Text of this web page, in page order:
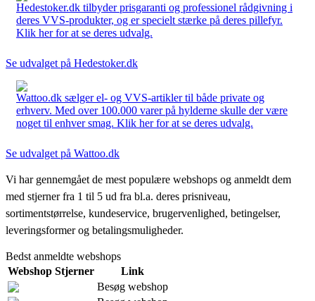
Hedestoker.dk tilbyder prisgaranti og professionel rådgivning i
deres VVS-produkter, og er specielt stærke på deres pillefyr.
Klik her for at se deres udvalg.
Se udvalget på Hedestoker.dk
Wattoo.dk sælger el- og VVS-artikler til både private og
erhverv. Med over 100.000 varer på hylderne skulle der være
noget til enhver smag. Klik her for at se deres udvalg.
Se udvalget på Wattoo.dk
Vi har gennemgået de mest populære webshops og anmeldt dem
med stjerner fra 1 til 5 ud fra bl.a. deres prisniveau,
sortimentstørrelse, kundeservice, brugervenlighed, betingelser,
leveringsformer og betalingsmuligheder.
Bedst anmeldte webshops
Webshop Stjerner
Link
Besøg webshop